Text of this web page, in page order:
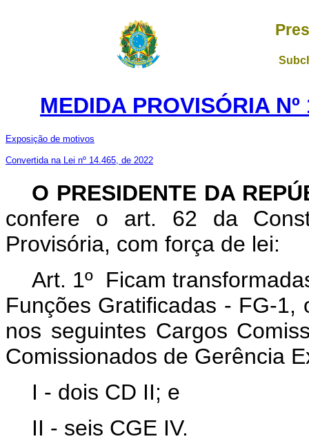
MEDIDA PROVISÓRIA
Exposição de motivos
Convertida na Lei nº 14.465, de 2022
O PRESIDENTE DA
confere o art. 62 da
Provisória, com força de lei:
Art. 1º Ficam
Funções Gratificadas - FG-
nos seguintes Cargos
Comissionados de Gerência
I - dois CD II; e
II - seis CGE IV.